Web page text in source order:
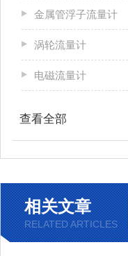
金属管浮子流量计
涡轮流量计
电磁流量计
查看全部
相关文章
RELATED ARTICLES